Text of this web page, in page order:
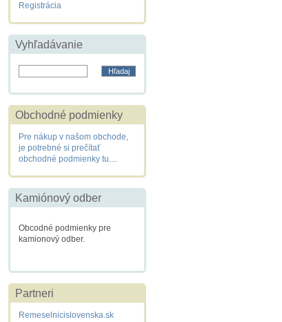
Registrácia
Vyhľadávanie
Obchodné podmienky
Pre nákup v našom obchode,
je potrebné si prečítať
obchodné podmienky tu....
Kamiónový odber
Obcodné podmienky pre
kamionový odber.
Partneri
Remeselnicislovenska.sk